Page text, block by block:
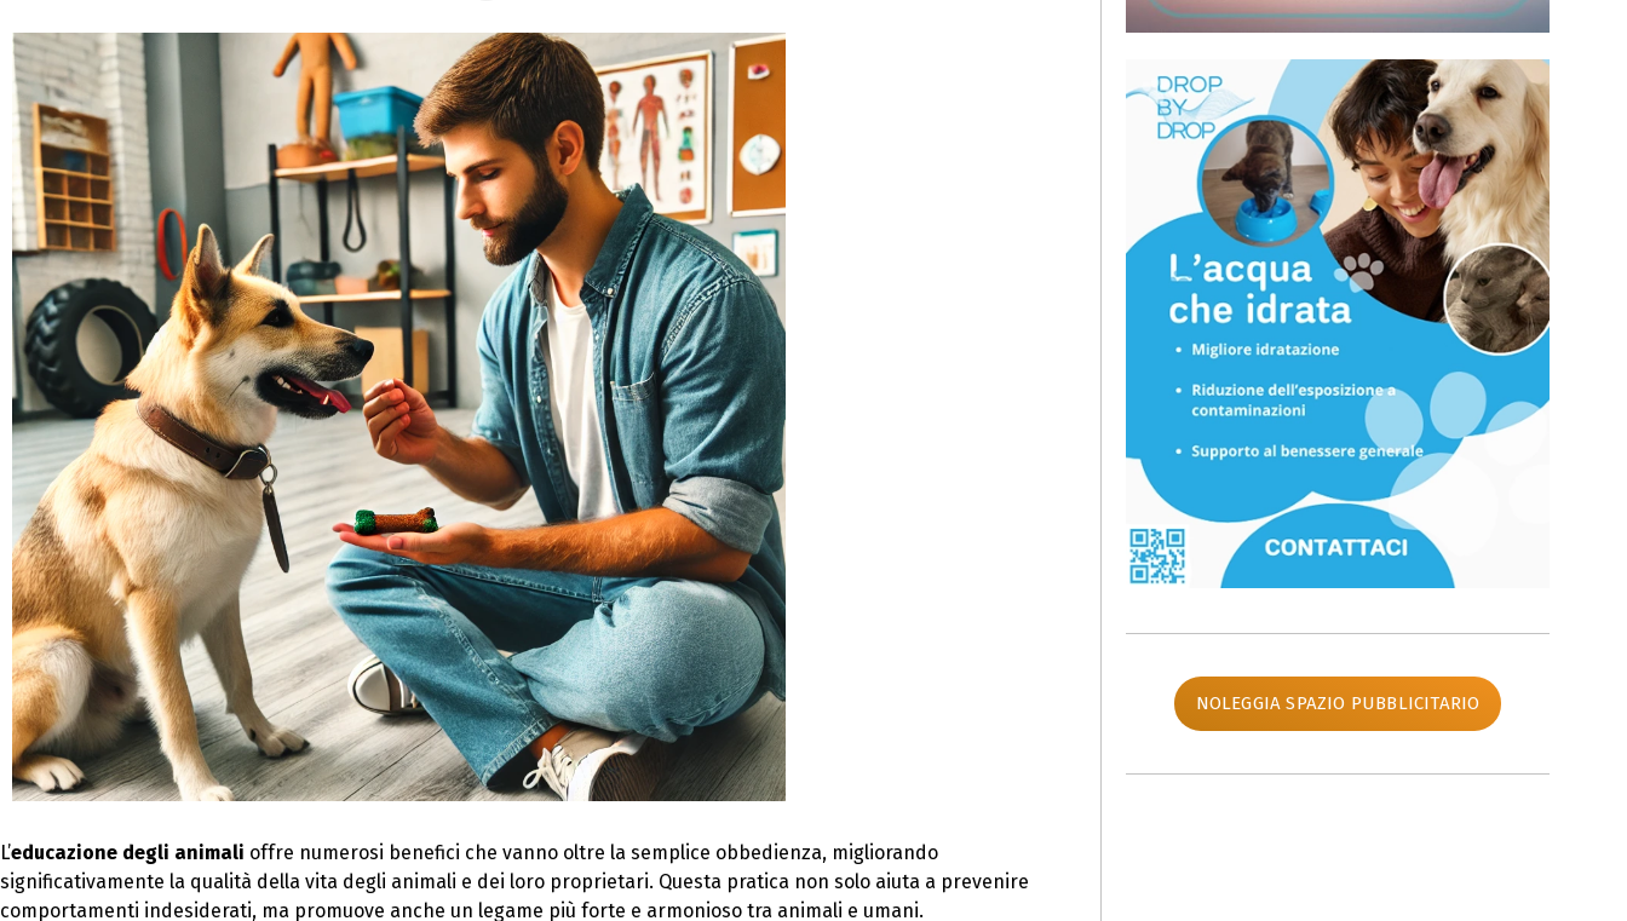
L’educazione degli animali offre numerosi benefici che vanno oltre la semplice obbedienza, migliorando
significativamente la qualità della vita degli animali e dei loro proprietari. Questa pratica non solo aiuta a prevenire
comportamenti indesiderati, ma promuove anche un legame più forte e armonioso tra animali e umani.
NOLEGGIA SPAZIO PUBBLICITARIO